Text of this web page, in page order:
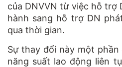
của DNVVN từ việc hỗ trợ
hành sang hỗ trợ DN
qua thời gian.
Sự thay đổi này một
năng suất lao động liên